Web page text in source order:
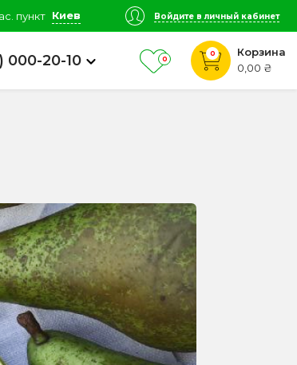
пункт Киев Войдите в личный кабинет
000-20-10 0
0
Корзина
0,00 ₴